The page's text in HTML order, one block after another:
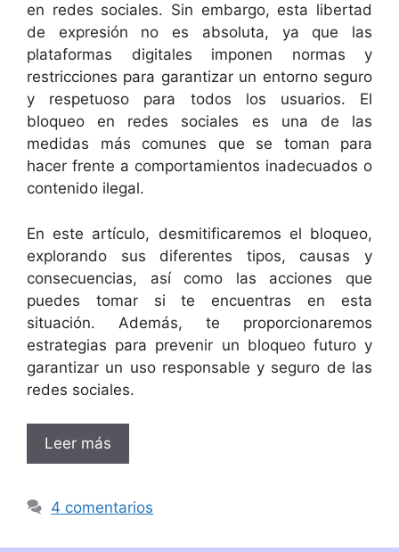
en redes sociales. Sin embargo, esta libertad
de expresión no es absoluta, ya que las
plataformas digitales imponen normas y
restricciones para garantizar un entorno seguro
y respetuoso para todos los usuarios. El
bloqueo en redes sociales es una de las
medidas más comunes que se toman para
hacer frente a comportamientos inadecuados o
contenido ilegal.
En este artículo, desmitificaremos el bloqueo,
explorando sus diferentes tipos, causas y
consecuencias, así como las acciones que
puedes tomar si te encuentras en esta
situación. Además, te proporcionaremos
estrategias para prevenir un bloqueo futuro y
garantizar un uso responsable y seguro de las
redes sociales.
Leer más
4 comentarios